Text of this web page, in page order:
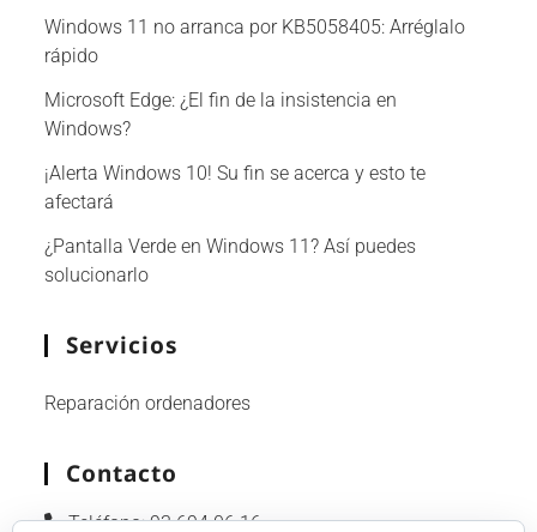
Windows 11 no arranca por KB5058405: Arréglalo
rápido
Microsoft Edge: ¿El fin de la insistencia en
Windows?
¡Alerta Windows 10! Su fin se acerca y esto te
afectará
¿Pantalla Verde en Windows 11? Así puedes
solucionarlo
Servicios
Reparación ordenadores
Contacto
Teléfono:93 694 06 16